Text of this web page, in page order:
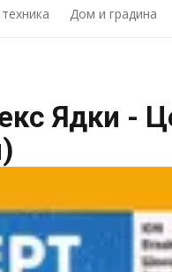
Дом и градина
Ядки -